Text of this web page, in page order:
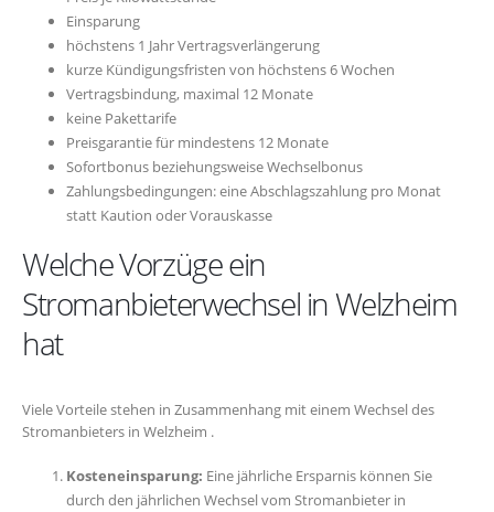
Einsparung
höchstens 1 Jahr Vertragsverlängerung
kurze Kündigungsfristen von höchstens 6 Wochen
Vertragsbindung, maximal 12 Monate
keine Pakettarife
Preisgarantie für mindestens 12 Monate
Sofortbonus beziehungsweise Wechselbonus
Zahlungsbedingungen: eine Abschlagszahlung pro Monat
statt Kaution oder Vorauskasse
Welche Vorzüge ein
Stromanbieterwechsel in Welzheim
hat
Viele Vorteile stehen in Zusammenhang mit einem Wechsel des
Stromanbieters in Welzheim .
Kosteneinsparung: Eine jährliche Ersparnis können Sie
durch den jährlichen Wechsel vom Stromanbieter in